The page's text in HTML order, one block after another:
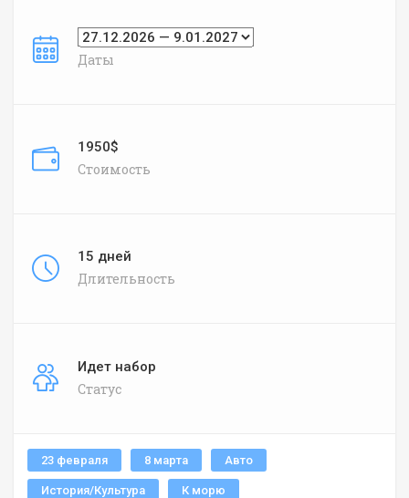
Даты
1950$
Стоимость
15 дней
Длительность
Идет набор
Статус
23 февраля 8 марта Авто
История/Культура К морю